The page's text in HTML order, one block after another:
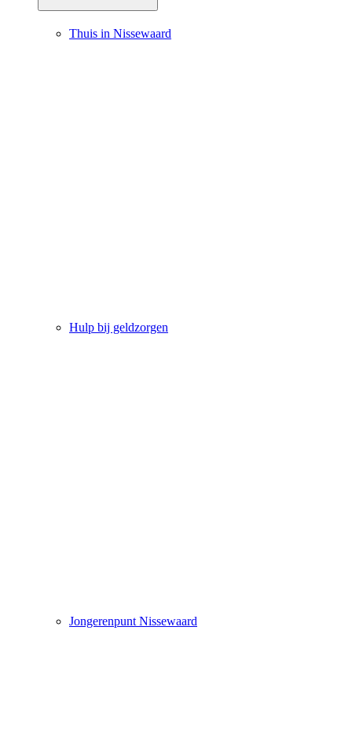
Thuis in Nissewaard
Hulp bij geldzorgen
Jongerenpunt Nissewaard